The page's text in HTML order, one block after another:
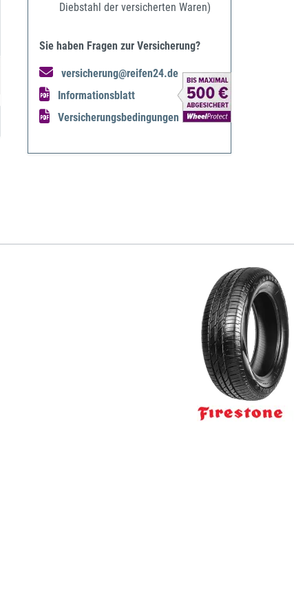
Diebstahl der versicherten Waren)
Sie haben Fragen zur Versicherung?
versicherung@reifen24.de
Informationsblatt
Versicherungsbedingungen
zum EU-Reifenlabel anzeigen